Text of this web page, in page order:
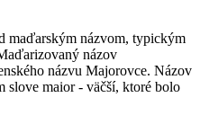
maďarským názvom, typickým
názov
názvu Majorovce. Názov
slove maior - väčší, ktoré bolo